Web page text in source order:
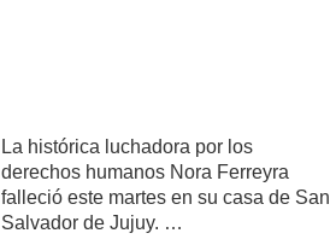
La histórica luchadora por los
derechos humanos Nora Ferreyra
falleció este martes en su casa de San
Salvador de Jujuy. …